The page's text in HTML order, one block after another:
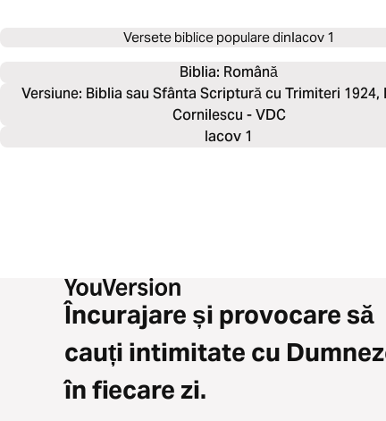
Versete biblice populare dinIacov 1
Biblia: Română
Versiune: Biblia sau Sfânta Scriptură cu Trimiteri 1924,
Cornilescu - VDC
Iacov 1
Încurajare și provocare să
cauți intimitate cu
în fiecare zi.